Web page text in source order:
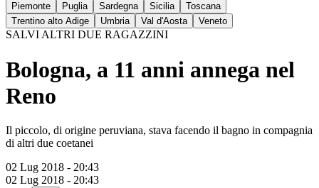
Piemonte
Puglia Sardegna Sicilia
Toscana
Trentino alto Adige
Umbria Val d'Aosta Veneto
SALVI ALTRI DUE RAGAZZINI
Bologna, a 11 anni annega nel
Reno
Il piccolo, di origine peruviana, stava facendo il bagno in compagnia
di altri due coetanei
02 Lug 2018 - 20:43
02 Lug 2018 - 20:43